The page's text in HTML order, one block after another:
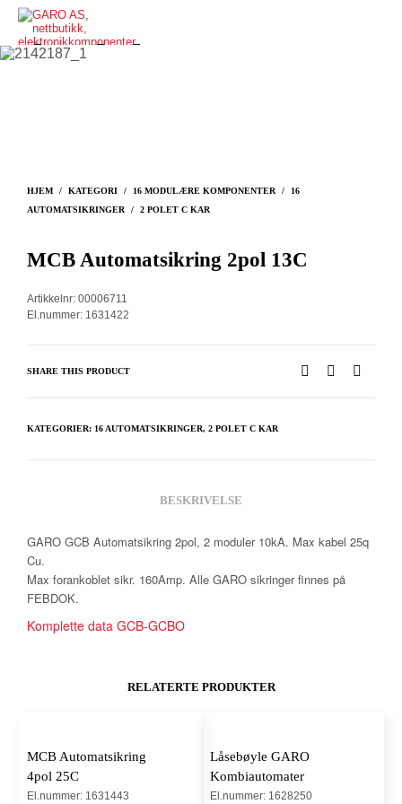
HJEM / KATEGORI / 16 MODULÆRE KOMPONENTER /
16
AUTOMATSIKRINGER
/ 2 POLET C KAR
MCB Automatsikring 2pol 13C
Artikkelnr: 00006711
El.nummer: 1631422
SHARE THIS PRODUCT
KATEGORIER: 16 AUTOMATSIKRINGER, 2 POLET C KAR
BESKRIVELSE
GARO GCB Automatsikring 2pol, 2 moduler 10kA. Max kabel 25q
Cu.
Max forankoblet sikr. 160Amp. Alle GARO sikringer finnes på
FEBDOK.
Komplette data GCB-GCBO
RELATERTE PRODUKTER
MCB Automatsikring
4pol 25C
El.nummer: 1631443
Låsebøyle GARO
Kombiautomater
El.nummer: 1628250